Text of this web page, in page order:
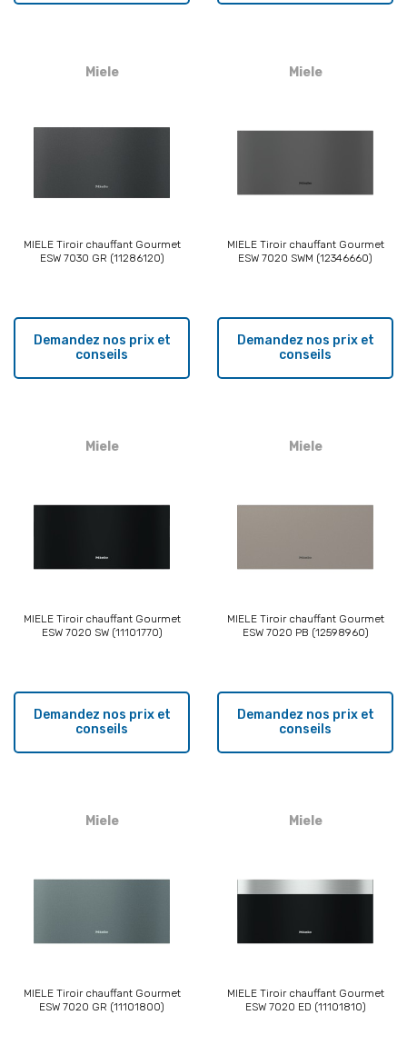
Miele
MIELE Tiroir chauffant Gourmet
ESW 7030 GR (11286120)
Demandez nos prix et
conseils
Miele
MIELE Tiroir chauffant Gourmet
ESW 7020 SWM (12346660)
Demandez nos prix et
conseils
Miele
MIELE Tiroir chauffant Gourmet
ESW 7020 SW (11101770)
Demandez nos prix et
conseils
Miele
MIELE Tiroir chauffant Gourmet
ESW 7020 PB (12598960)
Demandez nos prix et
conseils
Miele
MIELE Tiroir chauffant Gourmet
ESW 7020 GR (11101800)
Miele
MIELE Tiroir chauffant Gourmet
ESW 7020 ED (11101810)